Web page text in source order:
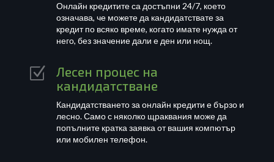
Онлайн кредитите са достъпни 24/7, което
означава, че можете да кандидатствате за
кредит по всяко време, когато имате нужда от
него, без значение дали е ден или нощ.
Z
Лесен процес на
кандидатстване
Кандидатстването за онлайн кредити е бързо и
лесно. Само с няколко щраквания може да
попълните кратка заявка от вашия компютър
или мобилен телефон.